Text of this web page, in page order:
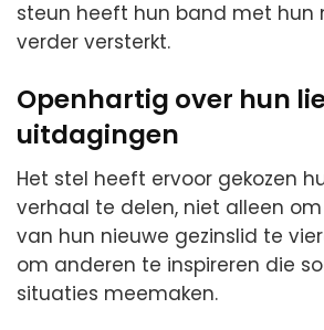
steun heeft hun band met hun
verder versterkt.
Openhartig over hun
uitdagingen
Het stel heeft ervoor gekozen
verhaal te delen, niet alleen
van hun nieuwe gezinslid te
om anderen te inspireren die
situaties meemaken.